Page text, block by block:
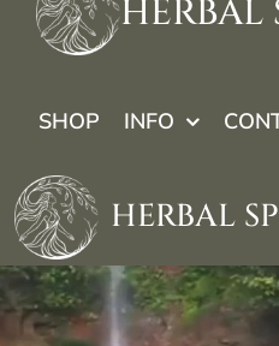
HERBAL
SHOP INFO
HERBAL